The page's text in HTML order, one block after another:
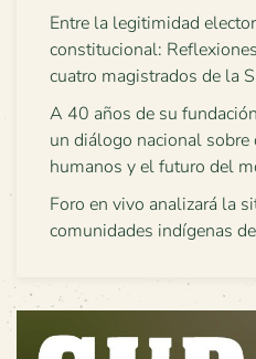
Entre la legitimidad
constitucional:
cuatro magistrados de la
A 40 años de su
un diálogo nacional sobre
humanos y el futuro del
Foro en vivo analizará la
comunidades indígenas